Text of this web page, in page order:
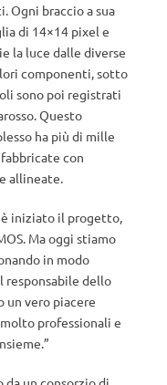
Ogni braccio a sua
di 14×14 pixel e
la luce dalle diverse
componenti, sotto
sono poi registrati
Questo
ha più di mille
con
allineate.
è iniziato il progetto,
Ma oggi stiamo
in modo
responsabile dello
un vero piacere
molto professionali e